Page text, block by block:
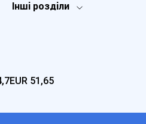
Інші розділи
EUR 51,65